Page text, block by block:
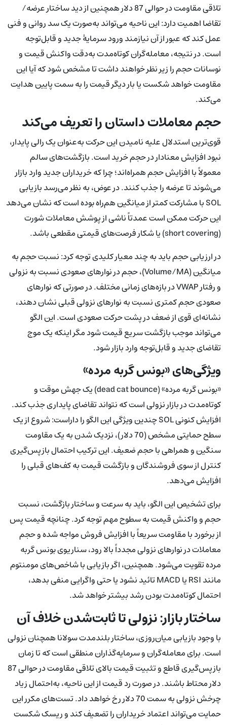
تلاقی مقاومت در حوالی 87 دلار همچنین از دید ساختار عرضه/
تقاضا اهمیت دارد: این ناحیه می‌تواند به‌صورت یک سد روانی و فنی
عمل کند که عبور از آن نیازمند ورود سرمایهٔ جدید و قابل‌توجه
است. در نتیجه، معامله‌گران کوتاه‌مدت به‌دقت واکنش قیمت و
نوسانات حجم را زیر نظر خواهند داشت تا مشخص شود که آیا این
مقاومت خواهد شکست یا بار دیگر قیمت را به سمت پایین هدایت
می‌کند.
حجم معاملات داستان را تعریف می‌کند
قوی‌ترین استدلال علیه نامیدن این حرکت به‌عنوان یک رالی پایدار،
نبود افزایش معنادار در حجم خرید است. بازگشت‌های سالم
معمولاً با افزایش حجم همراه‌اند؛ چرا که خریداران جدید وارد بازار
می‌شوند تا عرضه را جذب کنند. در عوض، به نظر می‌رسد بازیابی
SOL با مشارکت کمتر از میانگین هم‌راه بوده است که نشان می‌دهد
این حرکت ممکن است عمدتاً ناشی از پوشش معاملات شورت
(short covering) یا شکار فرصت‌های قیمتی مقطعی باشد.
در ارزیابی حجم باید به چند معیار کلیدی توجه کرد: نسبت حجم به
میانگین (Volume/MA)، حجم در نوارهای صعودی نسبت به نزولی
و رفتار VWAP در بازه‌های زمانی مختلف. در صورتی که نوارهای
صعودی حجم کمتری نسبت به نوارهای نزولی قبلی نشان دهند،
نشانه‌ای قوی از ضعف در پشت حرکت صعودی است. این الگو
می‌تواند موجب بازگشت سریع قیمت شود مگر اینکه یک موج
تقاضای جدید و قابل‌توجه وارد بازار شود.
ویژگی‌های «بونس گربه مرده»
«بونس گربه مرده» (dead cat bounce) یک جهش موقت و
کوتاه‌مدت در بازار نزولی است که نتواند تقاضای پایداری جذب کند.
افزایش کنونی SOL چندین ویژگی این الگو را داراست: شروع از یک
سطح حمایتی مشخص (70 دلار)، نزدیک شدن به یک مقاومت
سنگین و همراهی با حجم ضعیف. این ترکیب احتمال بازپس‌گیری
کنترل از سوی فروشندگان و بازگشت قیمت به کف‌های قبلی را
افزایش می‌دهد.
برای تشخیص این الگو، باید به سرعت و ساختار بازگشت، نسبت
حجم و واکنش قیمت به سطوح مهم توجه کرد. چنانچه قیمت پس
از برخورد با مقاومت سریعاً با افزایش فروش مواجه شده و حجم
معاملات در نوارهای نزولی مجدداً بالا رود، سناریوی بونس گربه
مرده تقویت می‌شود. همچنین، اگر بازیابی با شاخص‌های مومنتوم
مانند RSI یا MACD تائید نشود یا حتی واگرایی منفی بدهد،
احتمال کوتاه‌مدت بودن رشد بیشتر خواهد شد.
ساختار بازار: نزولی تا ثابت‌شدن خلاف آن
با وجود بازیابی میان‌روزی، ساختار بلندمدت سولانا همچنان نزولی
است. برای معامله‌گران و سرمایه‌گذاران منطقی است که تا زمان
بازپس‌گیری قاطع و تثبیت قیمت بالای تلاقی مقاومت در حوالی 87
دلار محتاط باشند. در صورت رد قیمت از این ناحیه، به‌احتمال زیاد
چرخش نزولی به سمت 70 دلار رخ خواهد داد. تست‌های مکرر این
حمایت می‌تواند اعتماد خریداران را تضعیف کند و ریسک شکست